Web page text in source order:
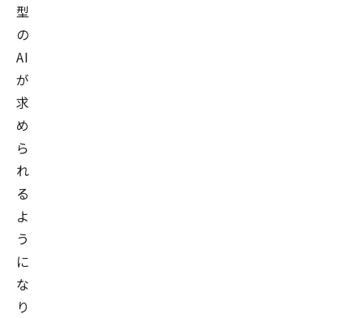
型
の
AI
が
求
め
ら
れ
る
よ
う
に
な
り